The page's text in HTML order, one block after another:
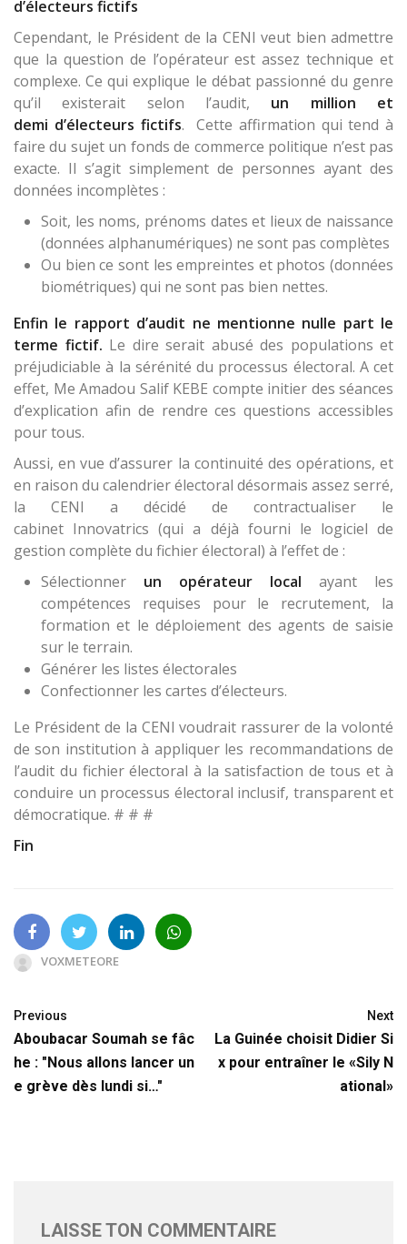
d’électeurs fictifs
Cependant, le Président de la CENI veut bien admettre
que la question de l’opérateur est assez technique et
complexe. Ce qui explique le débat passionné du genre
qu’il existerait selon l’audit, un million et
demi d’électeurs fictifs. Cette affirmation qui tend à
faire du sujet un fonds de commerce politique n’est pas
exacte. Il s’agit simplement de personnes ayant des
données incomplètes :
Soit, les noms, prénoms dates et lieux de naissance
(données alphanumériques) ne sont pas complètes
Ou bien ce sont les empreintes et photos (données
biométriques) qui ne sont pas bien nettes.
Enfin le rapport d’audit ne mentionne nulle part le
terme fictif. Le dire serait abusé des populations et
préjudiciable à la sérénité du processus électoral. A cet
effet, Me Amadou Salif KEBE compte initier des séances
d’explication afin de rendre ces questions accessibles
pour tous.
Aussi, en vue d’assurer la continuité des opérations, et
en raison du calendrier électoral désormais assez serré,
la CENI a décidé de contractualiser le
cabinet Innovatrics (qui a déjà fourni le logiciel de
gestion complète du fichier électoral) à l’effet de :
Sélectionner un opérateur local ayant les
compétences requises pour le recrutement, la
formation et le déploiement des agents de saisie
sur le terrain.
Générer les listes électorales
Confectionner les cartes d’électeurs.
Le Président de la CENI voudrait rassurer de la volonté
de son institution à appliquer les recommandations de
l’audit du fichier électoral à la satisfaction de tous et à
conduire un processus électoral inclusif, transparent et
démocratique. # # #
Fin
VOXMETEORE
Previous
Aboubacar Soumah se fâc
he : "Nous allons lancer un
e grève dès lundi si…"
Next
La Guinée choisit Didier Si
x pour entraîner le «Sily N
ational»
LAISSE TON COMMENTAIRE